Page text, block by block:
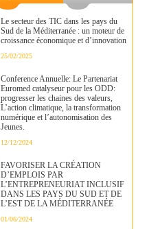
Le secteur des TIC dans les pays du
Sud de la Méditerranée : un moteur de
croissance économique et d’innovation
25/02/2025
Conference Annuelle: Le Partenariat
Euromed catalyseur pour les ODD:
progresser les chaines des valeurs,
L’action climatique, la transformation
numérique et l’autonomisation des
Jeunes.
12/12/2024
FAVORISER LA CRÉATION
D’EMPLOIS PAR
L’ENTREPRENEURIAT INCLUSIF
DANS LES PAYS DU SUD ET DE
L’EST DE LA MÉDITERRANÉE
01/06/2024